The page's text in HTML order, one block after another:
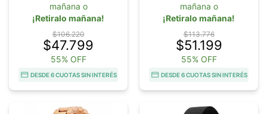
mañana o
¡Retiralo mañana!
$106.220
$47.799
55% OFF
DESDE 6 CUOTAS SIN INTERÉS
mañana o
¡Retiralo mañana!
$113.776
$51.199
55% OFF
DESDE 6 CUOTAS SIN INTERÉS